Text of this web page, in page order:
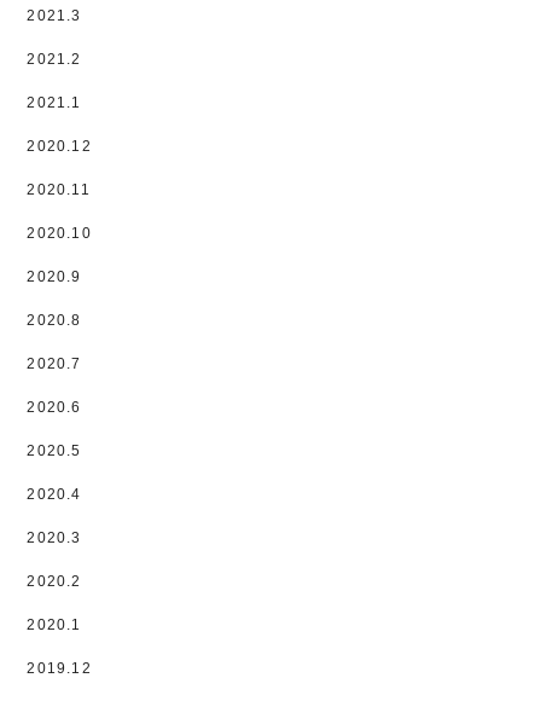
2021.3
2021.2
2021.1
2020.12
2020.11
2020.10
2020.9
2020.8
2020.7
2020.6
2020.5
2020.4
2020.3
2020.2
2020.1
2019.12